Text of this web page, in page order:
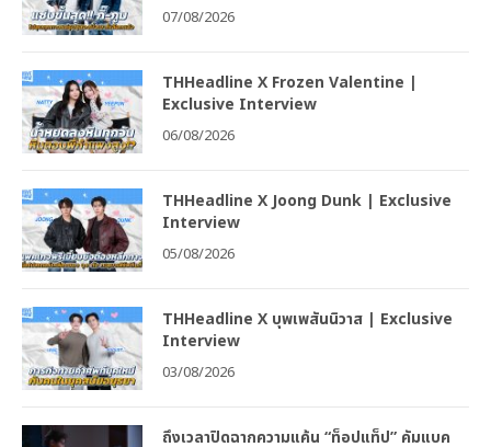
07/08/2026
THHeadline X Frozen Valentine |
Exclusive Interview
06/08/2026
THHeadline X Joong Dunk | Exclusive
Interview
05/08/2026
THHeadline X บุพเพสันนิวาส | Exclusive
Interview
03/08/2026
ถึงเวลาปิดฉากความแค้น “ท็อปแท็ป” คัมแบค